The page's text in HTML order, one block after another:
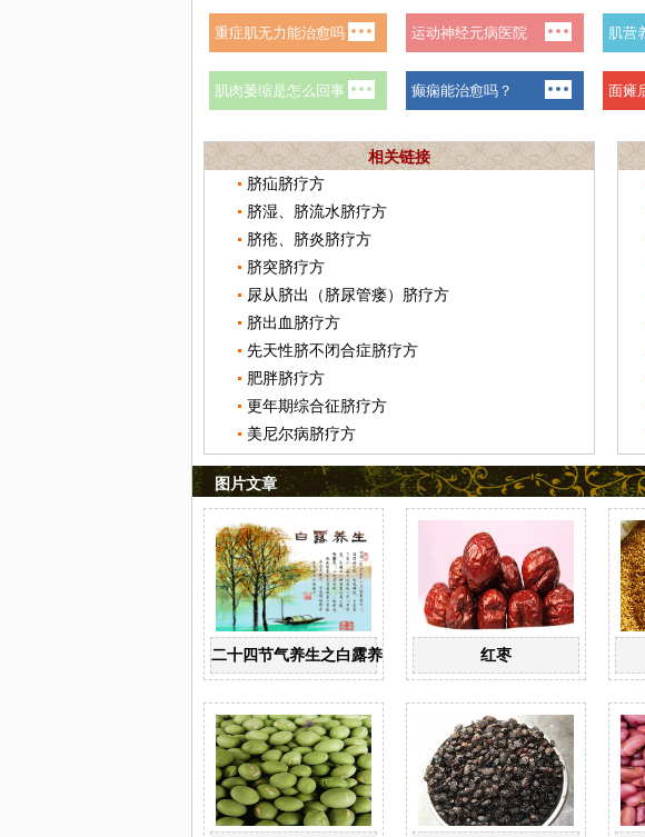
相关链接
脐疝脐疗方
脐湿、脐流水脐疗方
脐疮、脐炎脐疗方
脐突脐疗方
尿从脐出（脐尿管瘘）脐疗方
脐出血脐疗方
先天性脐不闭合症脐疗方
肥胖脐疗方
更年期综合征脐疗方
美尼尔病脐疗方
图片文章
二十四节气养生之白露养生 红枣